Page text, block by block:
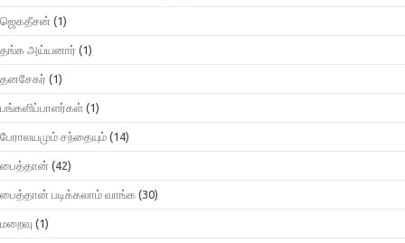
ஜெகதீசன் (1)
தங்க அய்யனார் (1)
தனசேகர் (1)
பங்களிப்பாளர்கள் (1)
பேராலயமும் சந்தையும் (14)
பைத்தான் (42)
பைத்தான் படிக்கலாம் வாங்க (30)
மறைவு (1)